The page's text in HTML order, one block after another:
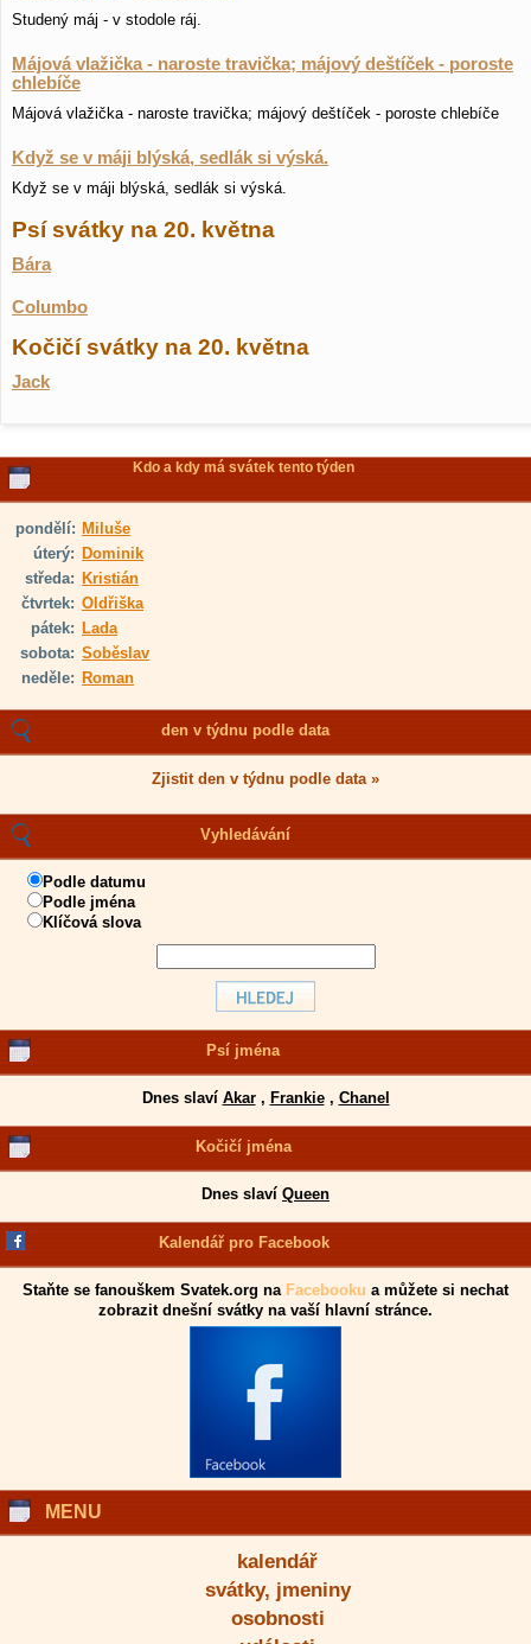
Studený máj - v stodole ráj.
Májová vlažička - naroste travička; májový deštíček - poroste
chlebíče
Májová vlažička - naroste travička; májový deštíček - poroste chlebíče
Když se v máji blýská, sedlák si výská.
Když se v máji blýská, sedlák si výská.
Psí svátky na 20. května
Bára
Columbo
Kočičí svátky na 20. května
Jack
Kdo a kdy má svátek tento týden
pondělí: Miluše
úterý: Dominik
středa: Kristián
čtvrtek: Oldřiška
pátek: Lada
sobota: Soběslav
neděle: Roman
den v týdnu podle data
Zjistit den v týdnu podle data »
Vyhledávání
Podle datumu
Podle jména
Klíčová slova
Psí jména
Dnes slaví Akar, Frankie, Chanel
Kočičí jména
Dnes slaví Queen
Kalendář pro Facebook
Staňte se fanouškem Svatek.org na Facebooku a můžete si nechat
zobrazit dnešní svátky na vaší hlavní stránce.
MENU
kalendář
svátky, jmeniny
osobnosti